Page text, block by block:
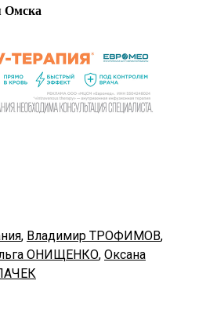
Омска
, Владимир ТРОФИМОВ,
ОНИЩЕНКО, Оксана